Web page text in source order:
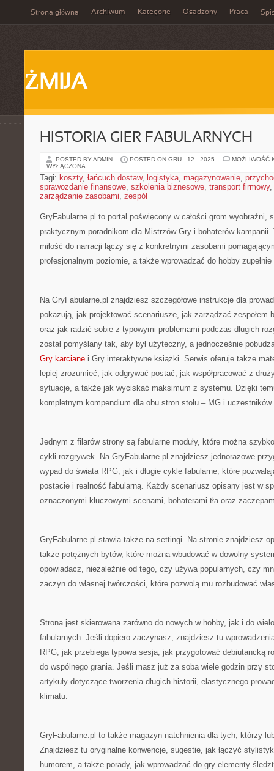
Strona główna Archiwum Kategorie Osadzony Praca
ŻMIJA
HISTORIA GIER FABULARNYCH
POSTED BY ADMIN POSTED ON GRU - 12 - 2025
MOŻLIWOŚĆ
WYŁĄCZONA
Tagi: koszty, łańcuch dostaw, logistyka, magazynowanie,
sprawozdanie finansowe, szkolenia biznesowe, transport firmowy,
zarządzanie zasobami, zespół
GryFabularne.pl to portal poświęcony w całości grom wyobraźni,
praktycznym poradnikom dla Mistrzów Gry i bohaterów
miłość do narracji łączy się z konkretnymi zasobami
profesjonalnym poziomie, a także wprowadzać do hobby zupełnie
Na GryFabularne.pl znajdziesz szczegółowe instrukcje dla
pokazują, jak projektować scenariusze, jak zarządzać zespołem
oraz jak radzić sobie z typowymi problemami podczas długich
został pomyślany tak, aby był użyteczny, a jednocześnie
Gry karciane i Gry interaktywne książki. Serwis oferuje także
lepiej zrozumieć, jak odgrywać postać, jak współpracować z
sytuacje, a także jak wyciskać maksimum z systemu. Dzięki
kompletnym kompendium dla obu stron stołu – MG i uczestników.
Jednym z filarów strony są fabularne moduły, które można
cykli rozgrywek. Na GryFabularne.pl znajdziesz jednorazowe
wypad do świata RPG, jak i długie cykle fabularne, które
postacie i realność fabularną. Każdy scenariusz opisany jest w
oznaczonymi kluczowymi scenami, bohaterami tła oraz
GryFabularne.pl stawia także na settingi. Na stronie znajdziesz
także potężnych bytów, które można wbudować w dowolny
opowiadacz, niezależnie od tego, czy używa popularnych, czy
zaczyn do własnej twórczości, które pozwolą mu rozbudować
Strona jest skierowana zarówno do nowych w hobby, jak i do
fabularnych. Jeśli dopiero zaczynasz, znajdziesz tu
RPG, jak przebiega typowa sesja, jak przygotować debiutancką
do wspólnego grania. Jeśli masz już za sobą wiele godzin przy
artykuły dotyczące tworzenia długich historii, elastycznego
klimatu.
GryFabularne.pl to także magazyn natchnienia dla tych, którzy
Znajdziesz tu oryginalne konwencje, sugestie, jak łączyć
humorem, a także porady, jak wprowadzać do gry elementy